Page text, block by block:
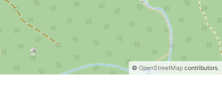
© OpenStreetMap contributors.